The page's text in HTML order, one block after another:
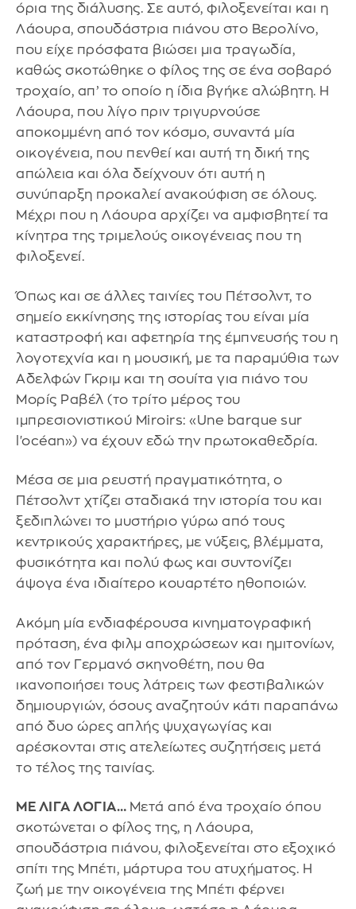
όρια της διάλυσης. Σε αυτό, φιλοξενείται και η
Λάουρα, σπουδάστρια πιάνου στο Βερολίνο,
που είχε πρόσφατα βιώσει μια τραγωδία,
καθώς σκοτώθηκε ο φίλος της σε ένα σοβαρό
τροχαίο, απ’ το οποίο η ίδια βγήκε αλώβητη. Η
Λάουρα, που λίγο πριν τριγυρνούσε
αποκομμένη από τον κόσμο, συναντά μία
οικογένεια, που πενθεί και αυτή τη δική της
απώλεια και όλα δείχνουν ότι αυτή η
συνύπαρξη προκαλεί ανακούφιση σε όλους.
Μέχρι που η Λάουρα αρχίζει να αμφισβητεί τα
κίνητρα της τριμελούς οικογένειας που τη
φιλοξενεί.
Όπως και σε άλλες ταινίες του Πέτσολντ, το
σημείο εκκίνησης της ιστορίας του είναι μία
καταστροφή και αφετηρία της έμπνευσής του η
λογοτεχνία και η μουσική, με τα παραμύθια των
Αδελφών Γκριμ και τη σουίτα για πιάνο του
Μορίς Ραβέλ (το τρίτο μέρος του
ιμπρεσιονιστικού Miroirs: «Une barque sur
l'océan») να έχουν εδώ την πρωτοκαθεδρία.
Μέσα σε μια ρευστή πραγματικότητα, ο
Πέτσολντ χτίζει σταδιακά την ιστορία του και
ξεδιπλώνει το μυστήριο γύρω από τους
κεντρικούς χαρακτήρες, με νύξεις, βλέμματα,
φυσικότητα και πολύ φως και συντονίζει
άψογα ένα ιδιαίτερο κουαρτέτο ηθοποιών.
Ακόμη μία ενδιαφέρουσα κινηματογραφική
πρόταση, ένα φιλμ αποχρώσεων και ημιτονίων,
από τον Γερμανό σκηνοθέτη, που θα
ικανοποιήσει τους λάτρεις των φεστιβαλικών
δημιουργιών, όσους αναζητούν κάτι παραπάνω
από δυο ώρες απλής ψυχαγωγίας και
αρέσκονται στις ατελείωτες συζητήσεις μετά
το τέλος της ταινίας.
ΜΕ ΛΙΓΑ ΛΟΓΙΑ… Μετά από ένα τροχαίο όπου
σκοτώνεται ο φίλος της, η Λάουρα,
σπουδάστρια πιάνου, φιλοξενείται στο εξοχικό
σπίτι της Μπέτι, μάρτυρα του ατυχήματος. Η
ζωή με την οικογένεια της Μπέτι φέρνει